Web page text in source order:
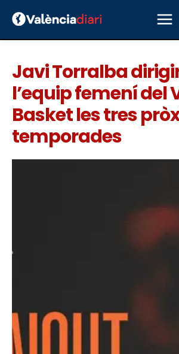
Javi Torralba
l’equip femení del
Basket les tres
temporades